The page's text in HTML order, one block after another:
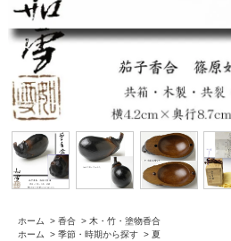
ホーム > 香合 > 木・竹・塗物香合
ホーム
> 季節・時期から探す > 夏